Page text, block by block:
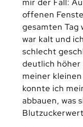
mir der Fall:
offenen
gesamten Tag
war kalt und
schlecht
deutlich höher
meiner
konnte ich
abbauen, was